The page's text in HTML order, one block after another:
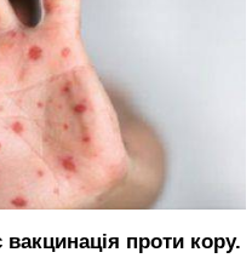
проти кору.